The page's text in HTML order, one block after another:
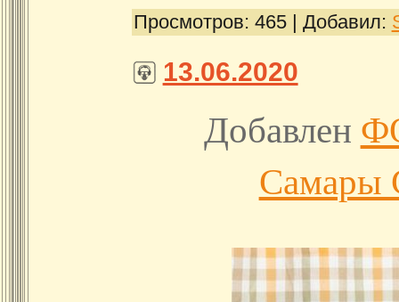
Просмотров: 465 | Добавил:
13.06.2020
Добавлен
Самары